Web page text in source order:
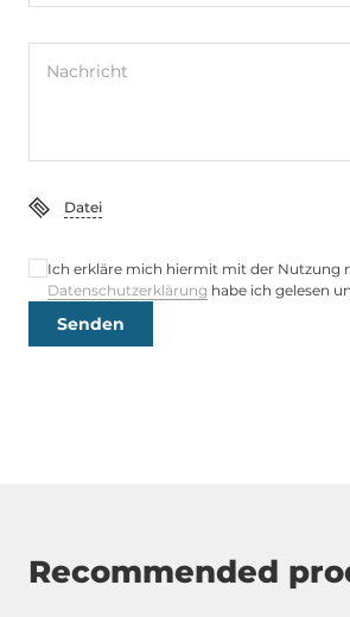
Nachricht
Datei
Ich erkläre mich hiermit mit der Nutzung
Datenschutzerklärung habe ich gelesen
Senden
Recommended